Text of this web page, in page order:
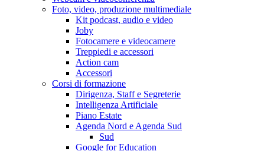
Foto, video, produzione multimediale
Kit podcast, audio e video
Joby
Fotocamere e videocamere
Treppiedi e accessori
Action cam
Accessori
Corsi di formazione
Dirigenza, Staff e Segreterie
Intelligenza Artificiale
Piano Estate
Agenda Nord e Agenda Sud
Sud
Google for Education